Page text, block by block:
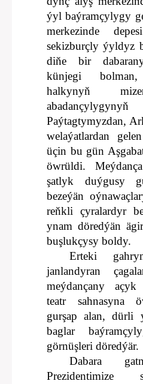
ýyl baýramçylygy
merkezinde
sekizburçly ýyldyz
diňe bir
künjegi
halkynyň
Paýtagtymyzdan,
welaýatlardan
üçin bu gün
öwrüldi.
şatlyk duýgusy
bezeýän
reňkli çyralardyr
ynam döredýän
buşlukçysy boldy.
Erteki
janlandyran
meýdançany
teatr sahnasyna
gurşap alan, dürli
baglar
görnüşleri döredýär.
Dabara
Prezidentimize